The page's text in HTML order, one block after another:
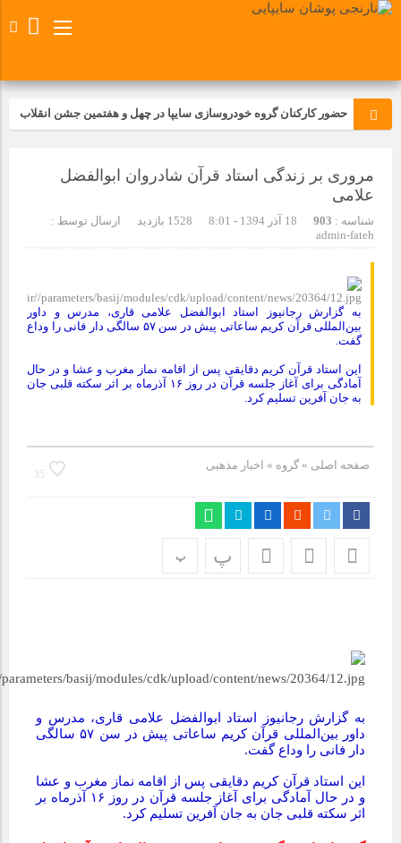
حضور کارکنان گروه خودروسازی سایپا در چهل و هفتمین جشن انقلاب
تجدید بیعت کارکنان شرکت پارس خودرو با آرمان های رهبر کبیر و فقید
انقلاب اسلامی ایران
مسابقات ورزشی در مگاموتوربا استقبال کارکنان برگزار شد
تجربه‌ای میدانی از صنعت برای دانش‌آموزان فنی‌وحرفه‌ای؛ بازدید
مراسم بزرگداشت سالروز آزادسازی خرمشهر در شرکت پارس خودرو
مراسم گرامیداشت سالروز آزادسازی خرمشهر در نمازخانه فاطمیه
مروری بر زندگی استاد قرآن شادروان ابوالفضل
علامی
شناسه : 903 18 آذر 1394 - 8:01
ارسال توسط :
admin-fateh
به گزارش رجانیوز استاد ابوالفضل علامی قاری، مدرس و داور
بین‌المللی قرآن کریم ساعاتی پیش در سن ۵۷ سالگی دار فانی را وداع
گفت.
این استاد قرآن کریم دقایقی پس از اقامه نماز مغرب و عشا و در حال
آمادگی برای آغاز جلسه قرآن در روز ۱۶ آذرماه بر اثر سکته قلبی جان
به جان آفرین تسلیم کرد.
صفحه اصلی » گروه » اخبار مذهبی
35
پ پ
به گزارش رجانیوز استاد ابوالفضل علامی قاری، مدرس و
داور بین‌المللی قرآن کریم ساعاتی پیش در سن ۵۷ سالگی
دار فانی را وداع گفت.
این استاد قرآن کریم دقایقی پس از اقامه نماز مغرب و عشا
و در حال آمادگی برای آغاز جلسه قرآن در روز ۱۶ آذرماه بر
اثر سکته قلبی جان به جان آفرین تسلیم کرد.